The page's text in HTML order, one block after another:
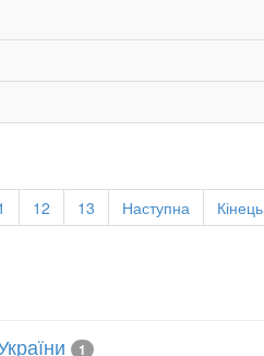
12 13 Наступна Кінець
1